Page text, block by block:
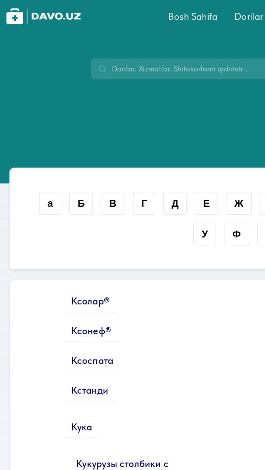
Bosh Sahifa Dorilar
а Б В Г Д Е Ж
У Ф
Ксолар®
Ксонеф®
Ксоспата
Кстанди
Кука
Кукурузы столбики с